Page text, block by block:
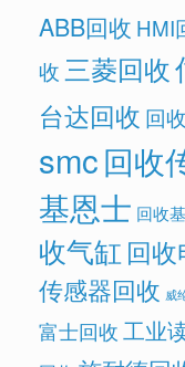
ABB回收 HMI
收三菱回收
台达回收 回
smc回收
基恩士 回收
收气缸 回
传感器回收 威
富士回收工业